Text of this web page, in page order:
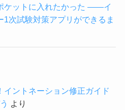
ケットに入れたかった ——イ
次試験対策アプリができるま
ントネーション修正ガイド
より